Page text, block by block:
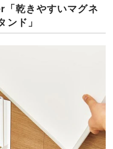
乾きやすいマグネ
ンド」